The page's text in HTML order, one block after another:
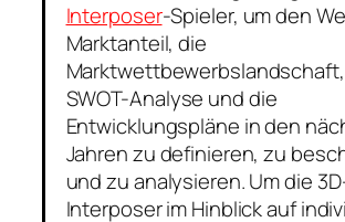
Interposer-Spieler, um den
Marktanteil, die
SWOT-Analyse und die
Entwicklungspläne in den
Jahren zu definieren, zu
und zu analysieren. Um die
Interposer im Hinblick auf